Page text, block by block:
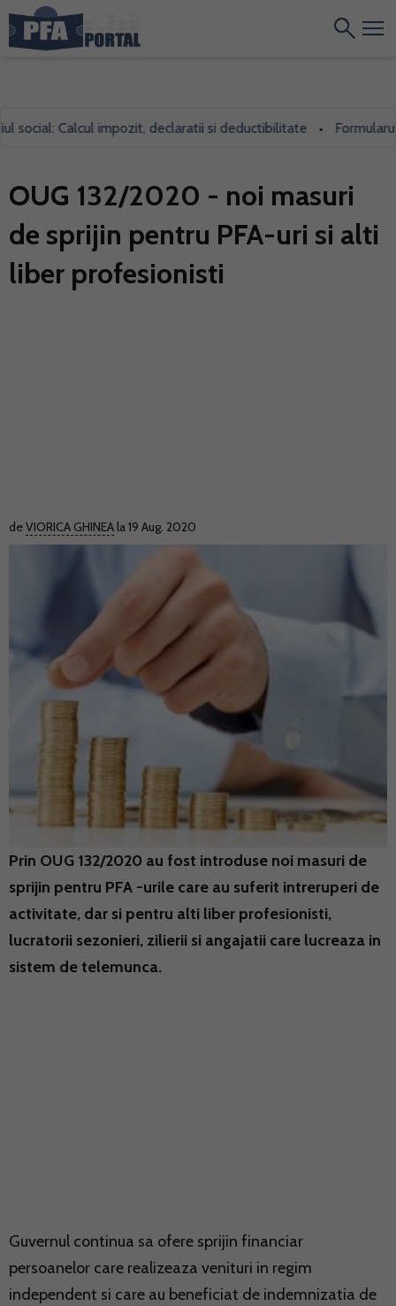
Calcul impozit, declaratii si deductibilitate • Formularul
OUG 132/2020 - noi masuri
de sprijin pentru PFA-uri si alti
liber profesionisti
deVIORICA GHINEA la 19 Aug. 2020
Prin OUG 132/2020 au fost introduse noi masuri de
sprijin pentru PFA -urile care au suferit intreruperi de
activitate, dar si pentru alti liber profesionisti,
lucratorii sezonieri, zilierii si angajatii care lucreaza in
sistem de telemunca.
Guvernul continua sa ofere sprijin financiar
persoanelor care realizeaza venituri in regim
independent si care au beneficiat de indemnizatia de